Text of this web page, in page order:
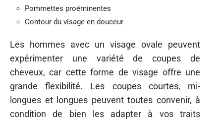
Pommettes proéminentes
Contour du visage en douceur
Les hommes avec un visage ovale peuvent
expérimenter une variété de coupes de
cheveux, car cette forme de visage offre une
grande flexibilité. Les coupes courtes, mi-
longues et longues peuvent toutes convenir, à
condition de bien les adapter à vos traits